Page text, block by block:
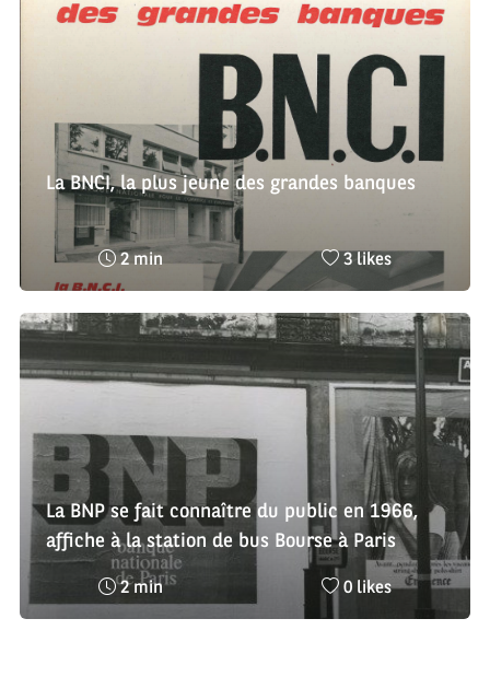
:
:
La BNCI, la plus jeune des grandes banques
Temps
de
lecture
2 min
Nombre
de
likes
:
3 likes
La BNP se fait connaître du public en 1966,
affiche à la station de bus Bourse à Paris
Temps
2 min
Nombre
0 likes